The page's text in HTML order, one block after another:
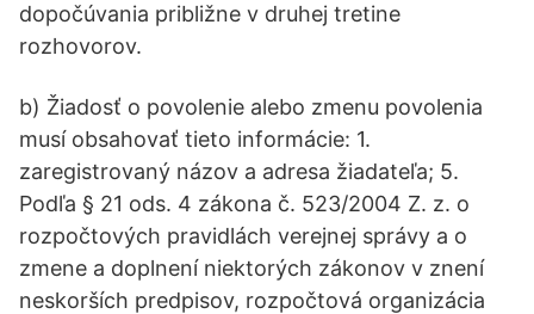
dopočúvania približne v druhej tretine
rozhovorov.
b) Žiadosť o povolenie alebo zmenu povolenia
musí obsahovať tieto informácie: 1.
zaregistrovaný názov a adresa žiadateľa; 5.
Podľa § 21 ods. 4 zákona č. 523/2004 Z. z. o
rozpočtových pravidlách verejnej správy a o
zmene a doplnení niektorých zákonov v znení
neskorších predpisov, rozpočtová organizácia